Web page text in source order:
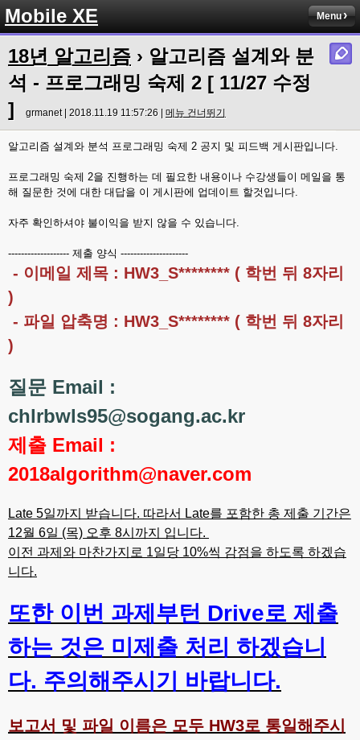
Mobile XE Menu
18년 알고리즘 › 알고리즘 설계와 분
석 - 프로그래밍 숙제 2 [ 11/27 수정
]
grmanet | 2018.11.19 11:57:26 | 메뉴 건너뛰기
알고리즘 설계와 분석 프로그래밍 숙제 2 공지 및 피드백 게시판입니다.
프로그래밍 숙제 2을 진행하는 데 필요한 내용이나 수강생들이 메일을 통
해 질문한 것에 대한 대답을 이 게시판에 업데이트 할것입니다.
자주 확인하셔야 불이익을 받지 않을 수 있습니다.
------------------- 제출 양식 ---------------------
- 이메일 제목 : HW3_S******** ( 학번 뒤 8자리
)
- 파일 압축명 : HW3_S******** ( 학번 뒤 8자리
)
질문 Email :
chlrbwls95@sogang.ac.kr
제출 Email :
2018algorithm@naver.com
Late 5일까지 받습니다. 따라서 Late를 포함한 총 제출 기간은
12월 6일 (목) 오후 8시까지 입니다.
이전 과제와 마찬가지로 1일당 10%씩 감점을 하도록 하겠습
니다.
또한 이번 과제부턴 Drive로 제출
하는 것은 미제출 처리 하겠습니
다. 주의해주시기 바랍니다.
보고서 및 파일 이름은 모두 HW3로 통일해주시